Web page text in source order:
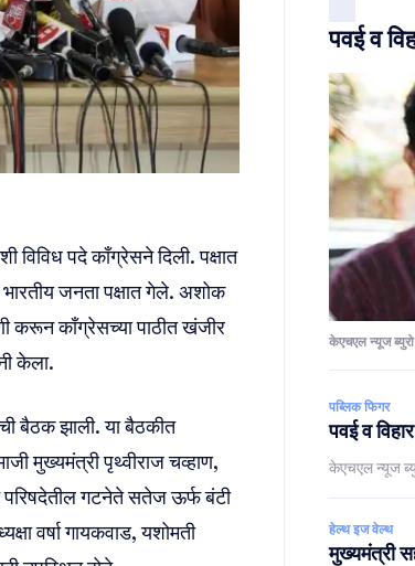
विविध पदे काँग्रेसने दिली. पक्षात
जनता पक्षात गेले. अशोक
करून काँग्रेसच्या पाठीत खंजीर
केला.
बैठक झाली. या बैठकीत
मुख्यमंत्री पृथ्वीराज चव्हाण,
परिषदेतील गटनेते सतेज ऊर्फ बंटी
वर्षा गायकवाड, यशोमती
पवई व
केएचएल न्यूज ब्युरो
पब्लिक फिगर
पवई व
केएचएल न्यूज
हेल्थ इज वेल्थ
मुख्यमंत्री